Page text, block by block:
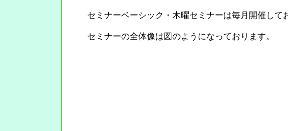
セミナーベーシック・木曜セミナーは毎月開催して
セミナーの全体像は図のようになっております。